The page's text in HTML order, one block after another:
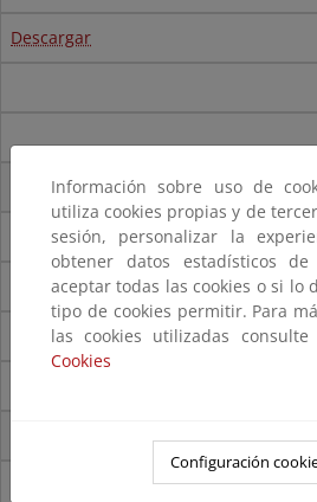
Descargar
Limnoperna fortunei(Dunker, 1857)
argar
Marisa cornuarietis (Linnaeus 1758)
Caracol cuerno de carnero
Información sobre uso de
utiliza cookies propias y de
sesión, personalizar la
obtener datos estadísticos de
aceptar todas las cookies o si lo
tipo de cookies permitir. Para
las cookies utilizadas consulte
Cookies
Configuración